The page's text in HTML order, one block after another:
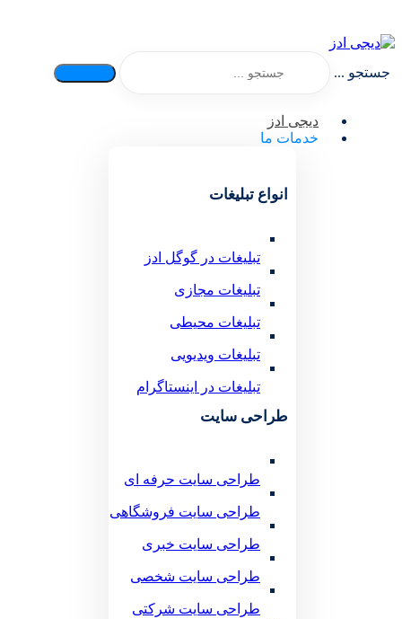
جستجو ...
دیجی ادز
خدمات ما
انواع تبلیغات
تبلیغات در گوگل ادز
تبلیغات مجازی
تبلیغات محیطی
تبلیغات ویدیویی
تبلیغات در اینستاگرام
طراحی سایت
طراحی سایت حرفه ای
طراحی سایت فروشگاهی
طراحی سایت خبری
طراحی سایت شخصی
طراحی سایت شرکتی